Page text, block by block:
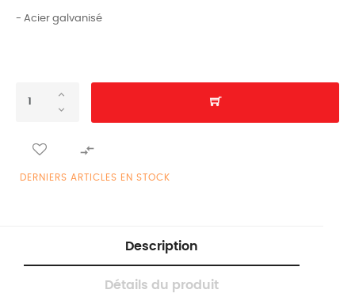
- Acier galvanisé

DERNIERS ARTICLES EN STOCK
Description
Détails du produit